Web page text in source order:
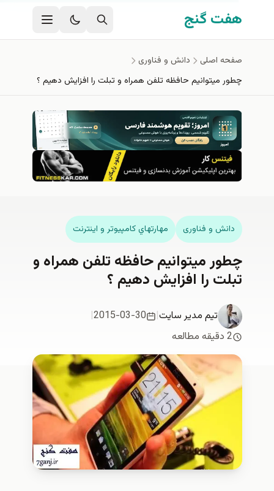
گنج
اصلی
دانش و فناوری
ميتوانيم حافظه تلفن همراه و تبلت را افزايش دهيم ؟
دانش و فناوری مهارتهاي كامپيوتر و اينترنت
ميتوانيم حافظه تلفن همراه و
را افزايش دهيم ؟
تیم مدیر سایت|
2015-03-30
|